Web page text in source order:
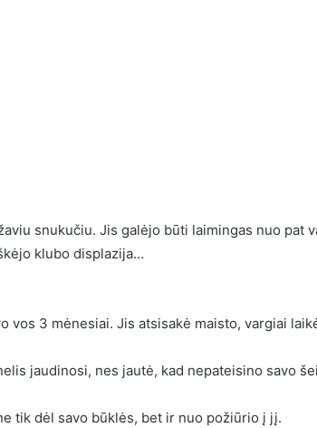
snukučiu. Jis galėjo būti laimingas nuo pat
klubo displazija…
vos 3 mėnesiai. Jis atsisakė maisto, vargiai
jaudinosi, nes jautė, kad nepateisino savo
tik dėl savo būklės, bet ir nuo požiūrio į jį.